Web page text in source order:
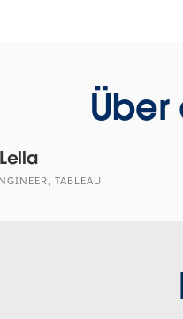
Über
TABLEAU